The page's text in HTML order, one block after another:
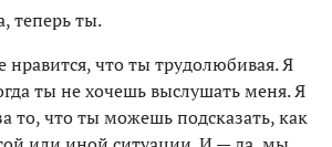
теперь ты.
что ты трудолюбивая. Я
ты не хочешь выслушать меня. Я
то, что ты можешь подсказать, как